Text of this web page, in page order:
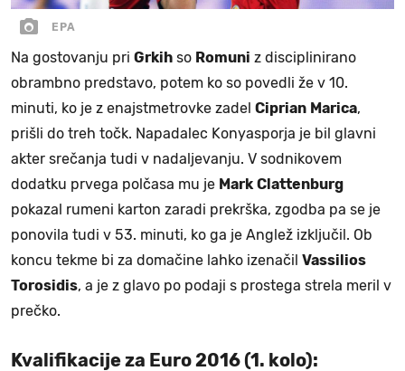
EPA
Na gostovanju pri Grkih so Romuni z disciplinirano
obrambno predstavo, potem ko so povedli že v 10.
minuti, ko je z enajstmetrovke zadel Ciprian Marica,
prišli do treh točk. Napadalec Konyasporja je bil glavni
akter srečanja tudi v nadaljevanju. V sodnikovem
dodatku prvega polčasa mu je Mark Clattenburg
pokazal rumeni karton zaradi prekrška, zgodba pa se je
ponovila tudi v 53. minuti, ko ga je Anglež izključil. Ob
koncu tekme bi za domačine lahko izenačil Vassilios
Torosidis, a je z glavo po podaji s prostega strela meril v
prečko.
Kvalifikacije za Euro 2016 (1. kolo):